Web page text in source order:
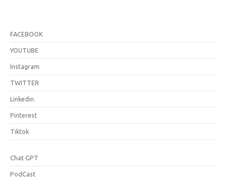
FACEBOOK
YOUTUBE
Instagram
TWITTER
Linkedin
Pinterest
Tiktok
Chat GPT
PodCast